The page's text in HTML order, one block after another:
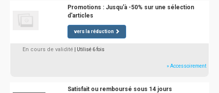
Promotions : Jusqu'à -50% sur une sélection
d'articles
vers la réduction
En cours de validité | Utilisé 6 fois
» Accessoirement
Satisfait ou remboursé sous 14 jours